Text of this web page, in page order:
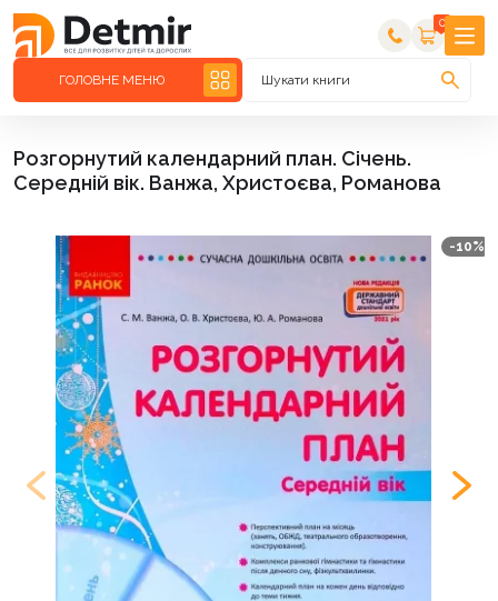
0
ГОЛОВНЕ МЕНЮ Шукати книги
Розгорнутий календарний план. Січень.
Середній вік. Ванжа, Христоєва, Романова
-10%